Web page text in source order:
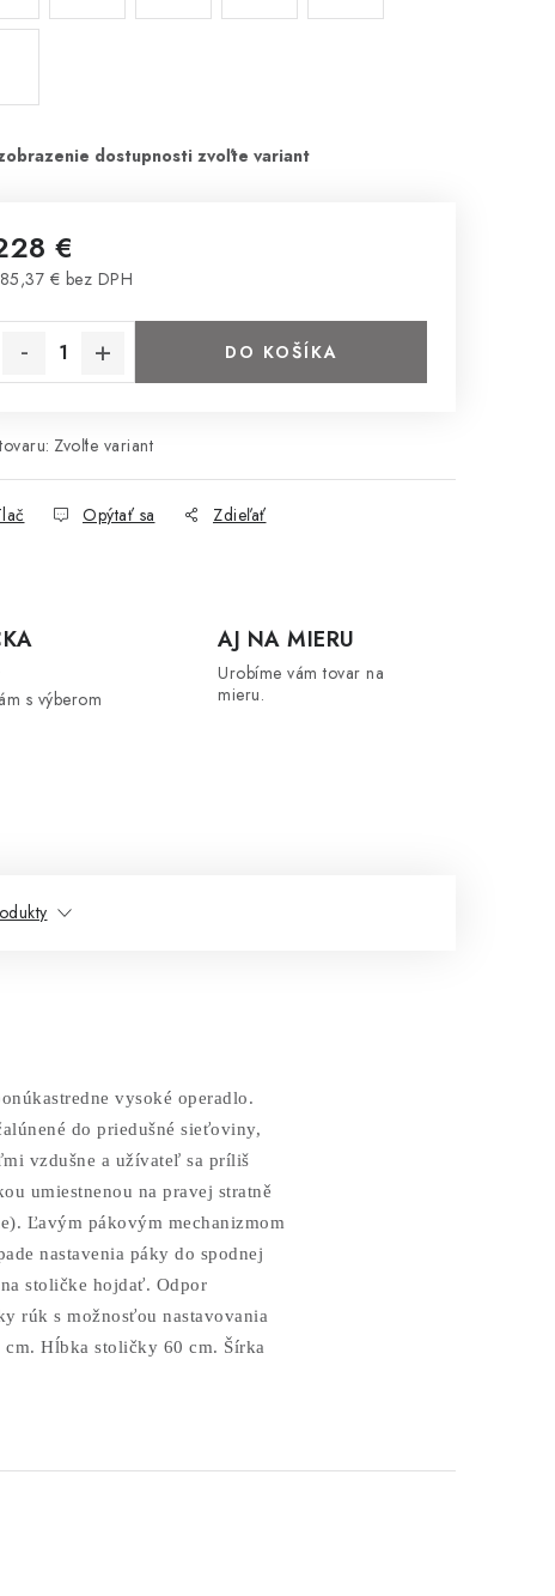
€
€ bez DPH
DO KOŠÍKA
Zvoľte variant
Opýtať sa Zdieľať
s výberom
AJ NA MIERU
Urobíme vám tovar na
mieru.
vysoké operadlo.
do priedušné sieťoviny,
vzdušne a užívateľ sa príliš
umiestnenou na pravej stratně
Ľavým pákovým mechanizmom
nastavenia páky do spodnej
stoličke hojdať. Odpor
rúk s možnosťou nastavovania
Hĺbka stoličky 60 cm. Šírka